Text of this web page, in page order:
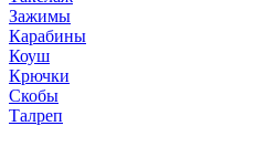
Зажимы
Карабины
Коуш
Крючки
Скобы
Талреп